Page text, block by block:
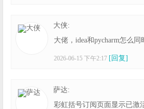
大侠:
大佬，idea和pycharm怎么同
2026-06-15 下午2:17 [回复]
萨达:
彩虹括号订阅页面显示已激